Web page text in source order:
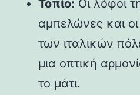
Τοπίο: Οι λόφοι
αμπελώνες και οι
των ιταλικών
μια οπτική
το μάτι.